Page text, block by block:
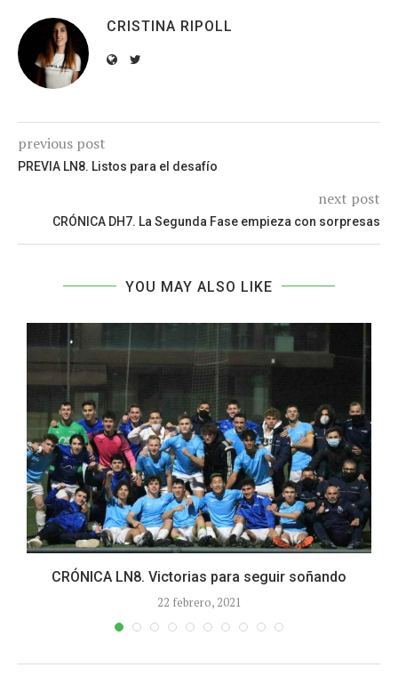
CRISTINA RIPOLL
previous post
PREVIA LN8. Listos para el desafío
next post
CRÓNICA DH7. La Segunda Fase empieza con sorpresas
YOU MAY ALSO LIKE
CRÓNICA LN8. Victorias para seguir soñando
22 febrero, 2021